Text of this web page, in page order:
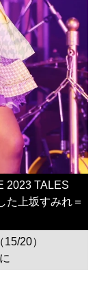
2023 TALES
た上坂すみれ＝
20）